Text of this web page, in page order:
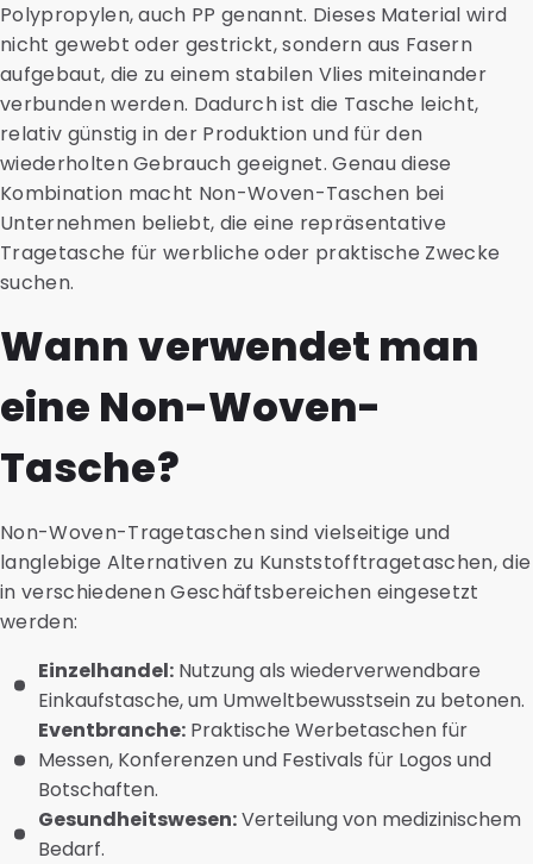
Polypropylen, auch PP genannt. Dieses Material wird
nicht gewebt oder gestrickt, sondern aus Fasern
aufgebaut, die zu einem stabilen Vlies miteinander
verbunden werden. Dadurch ist die Tasche leicht,
relativ günstig in der Produktion und für den
wiederholten Gebrauch geeignet. Genau diese
Kombination macht Non-Woven-Taschen bei
Unternehmen beliebt, die eine repräsentative
Tragetasche für werbliche oder praktische Zwecke
suchen.
Wann verwendet man
eine Non-Woven-
Tasche?
Non-Woven-Tragetaschen sind vielseitige und
langlebige Alternativen zu Kunststofftragetaschen, die
in verschiedenen Geschäftsbereichen eingesetzt
werden:
Einzelhandel: Nutzung als wiederverwendbare
Einkaufstasche, um Umweltbewusstsein zu betonen.
Eventbranche: Praktische Werbetaschen für
Messen, Konferenzen und Festivals für Logos und
Botschaften.
Gesundheitswesen:Verteilung von medizinischem
Bedarf.